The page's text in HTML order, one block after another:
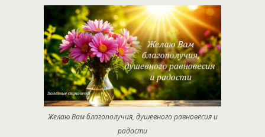
Желаю Вам благополучия, душевного равновесия и
радости